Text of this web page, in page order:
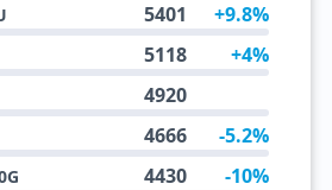
5401 +9.8%
5118 +4%
4920
4666 -5.2%
4430 -10%